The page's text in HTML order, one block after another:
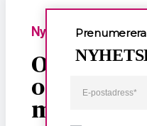
Nyheter
Om
och
mot